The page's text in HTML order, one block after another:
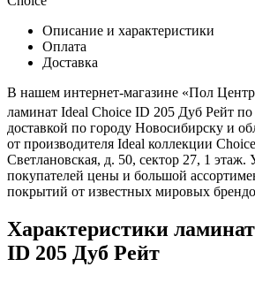
Описание и характеристики
Оплата
Доставка
В нашем интернет-магазине «Пол
ламинат Ideal Choice ID 205 Дуб Рейт
доставкой по городу Новосибирску и
от производителя Ideal коллекции
Светлановская, д. 50, сектор 27, 1
покупателей цены и большой
покрытий от известных мировых
Характеристики
ID 205 Дуб Рейт